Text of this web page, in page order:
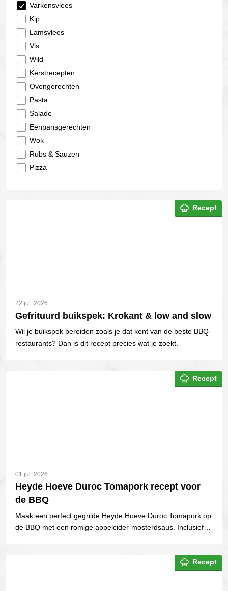
Varkensvlees
Kip
Lamsvlees
Vis
Wild
Kerstrecepten
Ovengerechten
Pasta
Salade
Eenpansgerechten
Wok
Rubs & Sauzen
Pizza
Recept
22 jul. 2026
Gefrituurd buikspek: Krokant & low and slow
Wil je buikspek bereiden zoals je dat kent van de beste BBQ-
restaurants? Dan is dit recept precies wat je zoekt.
Recept
01 jul. 2026
Heyde Hoeve Duroc Tomapork recept voor
de BBQ
Maak een perfect gegrilde Heyde Hoeve Duroc Tomapork op
de BBQ met een romige appelcider-mosterdsaus. Inclusief
Recept